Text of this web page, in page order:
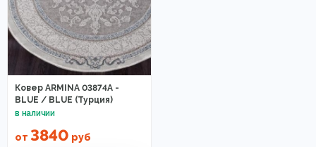
Ковер ARMINA 03874A -
BLUE / BLUE (Турция)
от 3840 руб